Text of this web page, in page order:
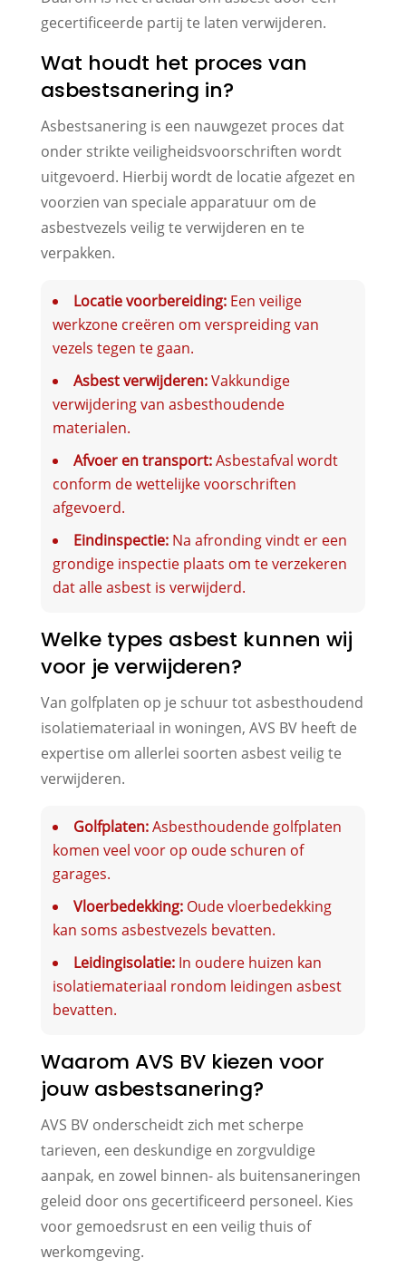
gecertificeerde partij te laten verwijderen.
Wat houdt het proces van
asbestsanering in?
Asbestsanering is een nauwgezet proces dat
onder strikte veiligheidsvoorschriften wordt
uitgevoerd. Hierbij wordt de locatie afgezet en
voorzien van speciale apparatuur om de
asbestvezels veilig te verwijderen en te
verpakken.
Locatie voorbereiding:Een veilige
werkzone creëren om verspreiding van
vezels tegen te gaan.
Asbest verwijderen:Vakkundige
verwijdering van asbesthoudende
materialen.
Afvoer en transport:Asbestafval wordt
conform de wettelijke voorschriften
afgevoerd.
Eindinspectie:Na afronding vindt er een
grondige inspectie plaats om te verzekeren
dat alle asbest is verwijderd.
Welke types asbest kunnen wij
voor je verwijderen?
Van golfplaten op je schuur tot asbesthoudend
isolatiemateriaal in woningen, AVS BV heeft de
expertise om allerlei soorten asbest veilig te
verwijderen.
Golfplaten:Asbesthoudende golfplaten
komen veel voor op oude schuren of
garages.
Vloerbedekking:Oude vloerbedekking
kan soms asbestvezels bevatten.
Leidingisolatie:In oudere huizen kan
isolatiemateriaal rondom leidingen asbest
bevatten.
Waarom AVS BV kiezen voor
jouw asbestsanering?
AVS BV onderscheidt zich met scherpe
tarieven, een deskundige en zorgvuldige
aanpak, en zowel binnen- als buitensaneringen
geleid door ons gecertificeerd personeel. Kies
voor gemoedsrust en een veilig thuis of
werkomgeving.